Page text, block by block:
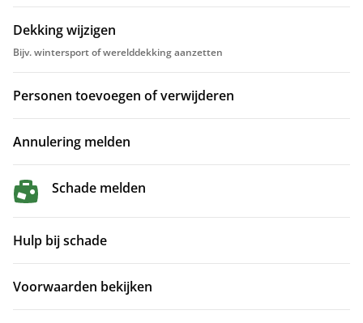
Dekking wijzigen
Bijv. wintersport of werelddekking aanzetten
Personen toevoegen of verwijderen
Annulering melden
Schade melden
Hulp bij schade
Voorwaarden bekijken